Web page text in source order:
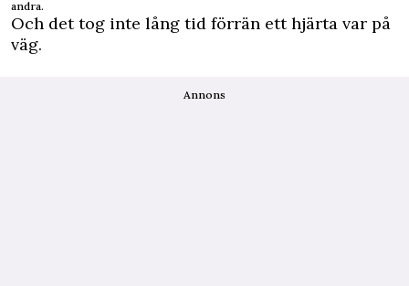
andra.
Och det tog inte lång tid förrän ett hjärta var på
väg.
Annons